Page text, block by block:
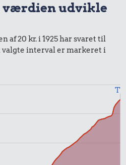
1,60 kr.
9,31 kr.
København
værdien udvikle
af 20 kr. i 1925 har svaret til
valgte interval er markeret i
Til